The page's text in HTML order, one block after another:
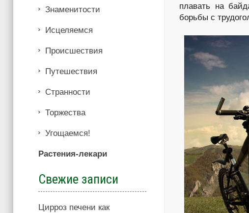
плавать на
борьбы с
Знаменитости
Иcцеляемся
Происшествия
Путешествия
Странности
Торжества
Угощаемся!
Растения-лекари
Свежие записи
Цирроз печени как